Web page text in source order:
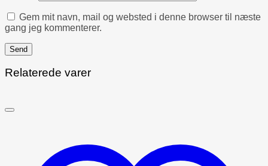
Gem mit navn, mail og websted i denne browser til næste
gang jeg kommenterer.
Relaterede varer